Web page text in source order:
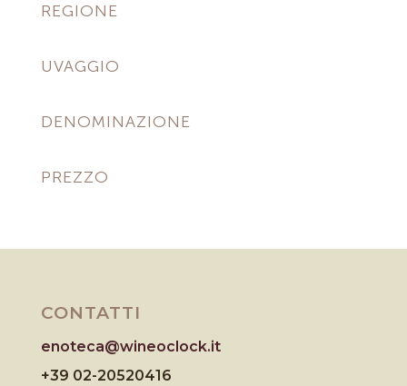
REGIONE
UVAGGIO
DENOMINAZIONE
PREZZO
CONTATTI
enoteca@wineoclock.it
+39 02-20520416